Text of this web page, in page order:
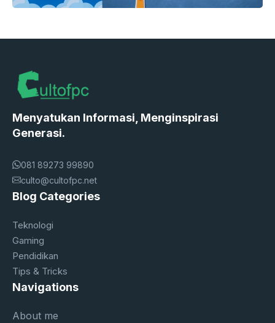
Menyatukan Informasi, Menginspirasi
Generasi.
081 89273 99890
culto@cultofpc.net
Blog Categories
Teknologi
Gaming
Pendidikan
Tips & Tricks
Navigations
About me